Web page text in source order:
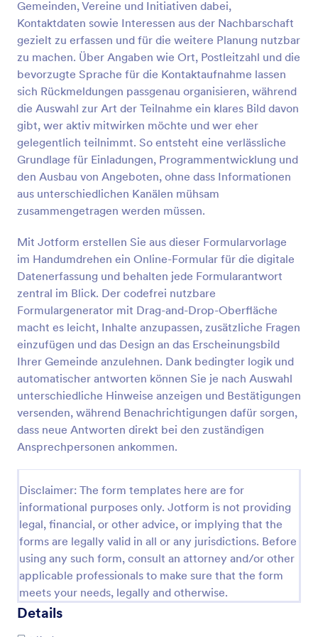
Gemeinden, Vereine und Initiativen dabei,
Kontaktdaten sowie Interessen aus der Nachbarschaft
gezielt zu erfassen und für die weitere Planung nutzbar
zu machen. Über Angaben wie Ort, Postleitzahl und die
bevorzugte Sprache für die Kontaktaufnahme lassen
sich Rückmeldungen passgenau organisieren, während
die Auswahl zur Art der Teilnahme ein klares Bild davon
gibt, wer aktiv mitwirken möchte und wer eher
gelegentlich teilnimmt. So entsteht eine verlässliche
Grundlage für Einladungen, Programmentwicklung und
den Ausbau von Angeboten, ohne dass Informationen
aus unterschiedlichen Kanälen mühsam
zusammengetragen werden müssen.
Mit Jotform erstellen Sie aus dieser Formularvorlage
im Handumdrehen ein Online-Formular für die digitale
Datenerfassung und behalten jede Formularantwort
zentral im Blick. Der codefrei nutzbare
Formulargenerator mit Drag-and-Drop-Oberfläche
macht es leicht, Inhalte anzupassen, zusätzliche Fragen
einzufügen und das Design an das Erscheinungsbild
Ihrer Gemeinde anzulehnen. Dank bedingter logik und
automatischer antworten können Sie je nach Auswahl
unterschiedliche Hinweise anzeigen und Bestätigungen
versenden, während Benachrichtigungen dafür sorgen,
dass neue Antworten direkt bei den zuständigen
Ansprechpersonen ankommen.
Disclaimer: The form templates here are for
informational purposes only. Jotform is not providing
legal, financial, or other advice, or implying that the
forms are legally valid in all or any jurisdictions. Before
using any such form, consult an attorney and/or other
applicable professionals to make sure that the form
meets your needs, legally and otherwise.
Details
Vorschau
Kontaktinformationen Aktualisierungsformular
Halten Sie Kontakt- und Stammdaten aktuell, indem
das Kontaktinformationen Aktualisierungsformular
Änderungen zentral erfasst und für Teams in
Service, Verwaltung oder Mitgliedschaftsbetreuung
eine saubere Datenerfassung ermöglicht.
Go to Category:
Kontaktformulare
Vorschau